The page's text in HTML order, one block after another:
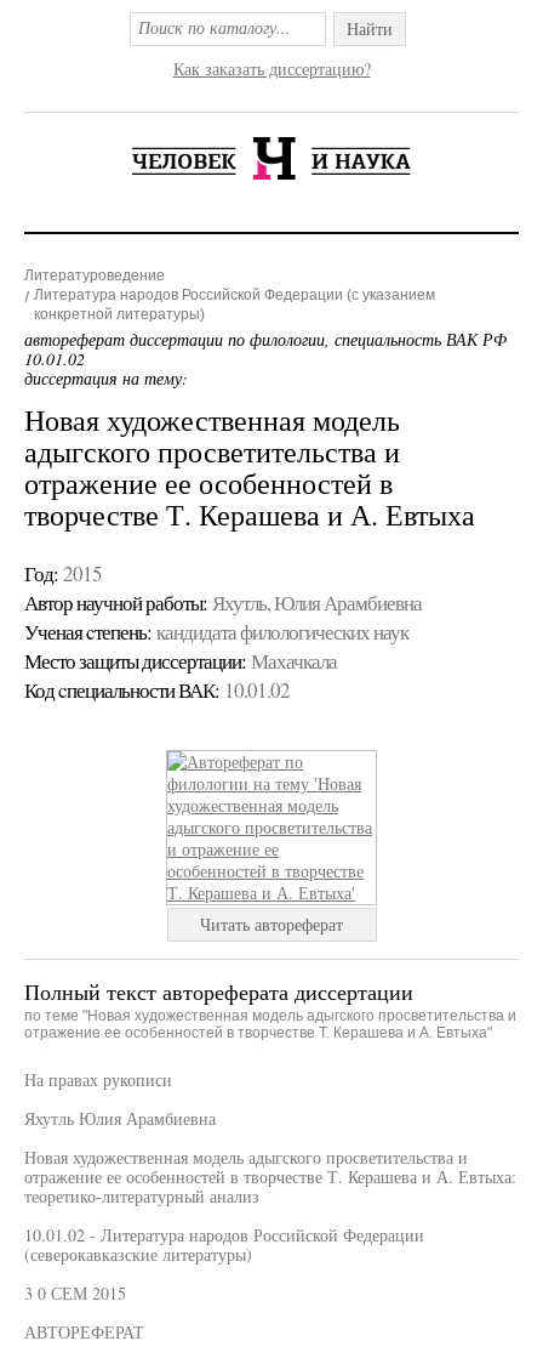
Найти
Как заказать диссертацию?
Литературоведение
Литература народов Российской Федерации (с указанием
конкретной литературы)
автореферат диссертации по филологии, специальность ВАК РФ
10.01.02
диссертация на тему:
Новая художественная модель
адыгского просветительства и
отражение ее особенностей в
творчестве Т. Керашева и А. Евтыха
Год: 2015
Автор научной работы: Яхутль, Юлия Арамбиевна
Ученая cтепень: кандидата филологических наук
Место защиты диссертации: Махачкала
Код cпециальности ВАК: 10.01.02
Читать автореферат
Полный текст автореферата диссертации
по теме "Новая художественная модель адыгского просветительства и
отражение ее особенностей в творчестве Т. Керашева и А. Евтыха"
На правах рукописи
Яхутль Юлия Арамбиевна
Новая художественная модель адыгского просветительства и
отражение ее особенностей в творчестве Т. Керашева и А. Евтыха:
теоретико-литературный анализ
10.01.02 - Литература народов Российской Федерации
(северокавказские литературы)
3 0 СЕМ 2015
АВТОРЕФЕРАТ